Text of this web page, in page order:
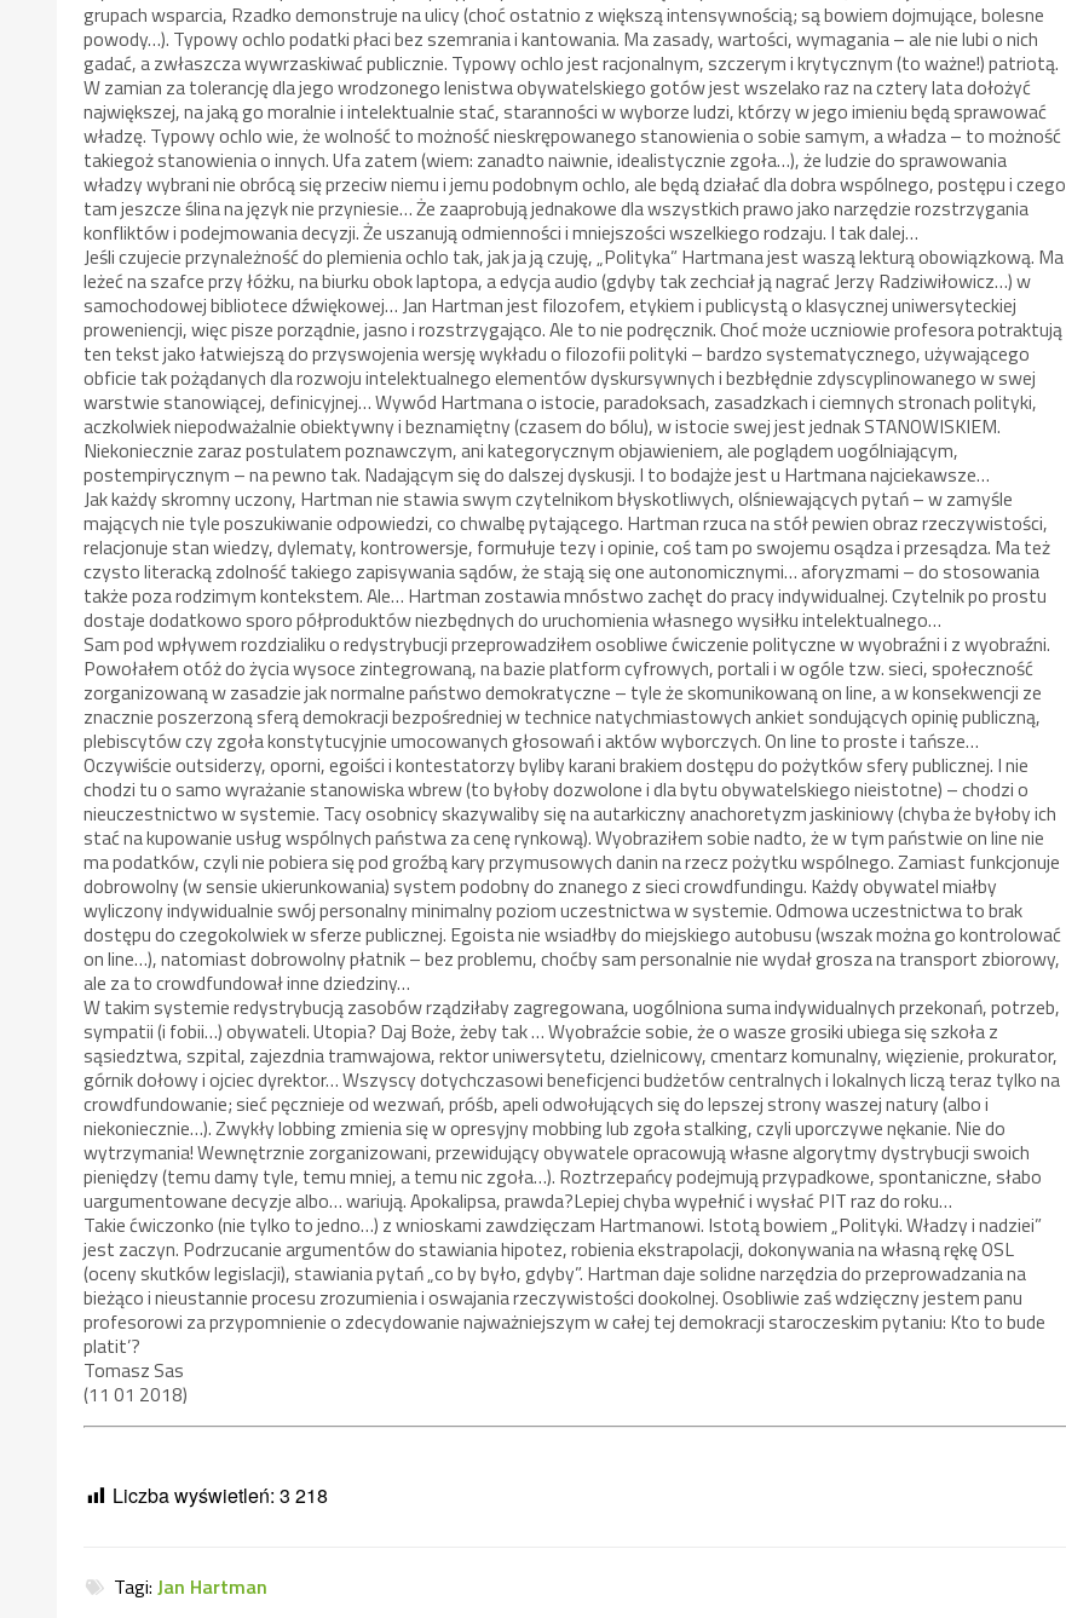
grupach wsparcia, Rzadko demonstruje na ulicy (choć ostatnio z większą intensywnością; są bowiem dojmujące, bolesne
powody…). Typowy ochlo podatki płaci bez szemrania i kantowania. Ma zasady, wartości, wymagania – ale nie lubi o nich
gadać, a zwłaszcza wywrzaskiwać publicznie. Typowy ochlo jest racjonalnym, szczerym i krytycznym (to ważne!) patriotą.
W zamian za tolerancję dla jego wrodzonego lenistwa obywatelskiego gotów jest wszelako raz na cztery lata dołożyć
największej, na jaką go moralnie i intelektualnie stać, staranności w wyborze ludzi, którzy w jego imieniu będą sprawować
władzę. Typowy ochlo wie, że wolność to możność nieskrępowanego stanowienia o sobie samym, a władza – to możność
takiegoż stanowienia o innych. Ufa zatem (wiem: zanadto naiwnie, idealistycznie zgoła…), że ludzie do sprawowania
władzy wybrani nie obrócą się przeciw niemu i jemu podobnym ochlo, ale będą działać dla dobra wspólnego, postępu i czego
tam jeszcze ślina na język nie przyniesie… Że zaaprobują jednakowe dla wszystkich prawo jako narzędzie rozstrzygania
konfliktów i podejmowania decyzji. Że uszanują odmienności i mniejszości wszelkiego rodzaju. I tak dalej…
Jeśli czujecie przynależność do plemienia ochlo tak, jak ja ją czuję, „Polityka” Hartmana jest waszą lekturą obowiązkową. Ma
leżeć na szafce przy łóżku, na biurku obok laptopa, a edycja audio (gdyby tak zechciał ją nagrać Jerzy Radziwiłowicz…) w
samochodowej bibliotece dźwiękowej… Jan Hartman jest filozofem, etykiem i publicystą o klasycznej uniwersyteckiej
proweniencji, więc pisze porządnie, jasno i rozstrzygająco. Ale to nie podręcznik. Choć może uczniowie profesora potraktują
ten tekst jako łatwiejszą do przyswojenia wersję wykładu o filozofii polityki – bardzo systematycznego, używającego
obficie tak pożądanych dla rozwoju intelektualnego elementów dyskursywnych i bezbłędnie zdyscyplinowanego w swej
warstwie stanowiącej, definicyjnej… Wywód Hartmana o istocie, paradoksach, zasadzkach i ciemnych stronach polityki,
aczkolwiek niepodważalnie obiektywny i beznamiętny (czasem do bólu), w istocie swej jest jednak STANOWISKIEM.
Niekoniecznie zaraz postulatem poznawczym, ani kategorycznym objawieniem, ale poglądem uogólniającym,
postempirycznym – na pewno tak. Nadającym się do dalszej dyskusji. I to bodajże jest u Hartmana najciekawsze…
Jak każdy skromny uczony, Hartman nie stawia swym czytelnikom błyskotliwych, olśniewających pytań – w zamyśle
mających nie tyle poszukiwanie odpowiedzi, co chwalbę pytającego. Hartman rzuca na stół pewien obraz rzeczywistości,
relacjonuje stan wiedzy, dylematy, kontrowersje, formułuje tezy i opinie, coś tam po swojemu osądza i przesądza. Ma też
czysto literacką zdolność takiego zapisywania sądów, że stają się one autonomicznymi… aforyzmami – do stosowania
także poza rodzimym kontekstem. Ale… Hartman zostawia mnóstwo zachęt do pracy indywidualnej. Czytelnik po prostu
dostaje dodatkowo sporo półproduktów niezbędnych do uruchomienia własnego wysiłku intelektualnego…
Sam pod wpływem rozdzialiku o redystrybucji przeprowadziłem osobliwe ćwiczenie polityczne w wyobraźni i z wyobraźni.
Powołałem otóż do życia wysoce zintegrowaną, na bazie platform cyfrowych, portali i w ogóle tzw. sieci, społeczność
zorganizowaną w zasadzie jak normalne państwo demokratyczne – tyle że skomunikowaną on line, a w konsekwencji ze
znacznie poszerzoną sferą demokracji bezpośredniej w technice natychmiastowych ankiet sondujących opinię publiczną,
plebiscytów czy zgoła konstytucyjnie umocowanych głosowań i aktów wyborczych. On line to proste i tańsze…
Oczywiście outsiderzy, oporni, egoiści i kontestatorzy byliby karani brakiem dostępu do pożytków sfery publicznej. I nie
chodzi tu o samo wyrażanie stanowiska wbrew (to byłoby dozwolone i dla bytu obywatelskiego nieistotne) – chodzi o
nieuczestnictwo w systemie. Tacy osobnicy skazywaliby się na autarkiczny anachoretyzm jaskiniowy (chyba że byłoby ich
stać na kupowanie usług wspólnych państwa za cenę rynkową). Wyobraziłem sobie nadto, że w tym państwie on line nie
ma podatków, czyli nie pobiera się pod groźbą kary przymusowych danin na rzecz pożytku wspólnego. Zamiast funkcjonuje
dobrowolny (w sensie ukierunkowania) system podobny do znanego z sieci crowdfundingu. Każdy obywatel miałby
wyliczony indywidualnie swój personalny minimalny poziom uczestnictwa w systemie. Odmowa uczestnictwa to brak
dostępu do czegokolwiek w sferze publicznej. Egoista nie wsiadłby do miejskiego autobusu (wszak można go kontrolować
on line…), natomiast dobrowolny płatnik – bez problemu, choćby sam personalnie nie wydał grosza na transport zbiorowy,
ale za to crowdfundował inne dziedziny…
W takim systemie redystrybucją zasobów rządziłaby zagregowana, uogólniona suma indywidualnych przekonań, potrzeb,
sympatii (i fobii…) obywateli. Utopia? Daj Boże, żeby tak … Wyobraźcie sobie, że o wasze grosiki ubiega się szkoła z
sąsiedztwa, szpital, zajezdnia tramwajowa, rektor uniwersytetu, dzielnicowy, cmentarz komunalny, więzienie, prokurator,
górnik dołowy i ojciec dyrektor… Wszyscy dotychczasowi beneficjenci budżetów centralnych i lokalnych liczą teraz tylko na
crowdfundowanie; sieć pęcznieje od wezwań, próśb, apeli odwołujących się do lepszej strony waszej natury (albo i
niekoniecznie…). Zwykły lobbing zmienia się w opresyjny mobbing lub zgoła stalking, czyli uporczywe nękanie. Nie do
wytrzymania! Wewnętrznie zorganizowani, przewidujący obywatele opracowują własne algorytmy dystrybucji swoich
pieniędzy (temu damy tyle, temu mniej, a temu nic zgoła…). Roztrzepańcy podejmują przypadkowe, spontaniczne, słabo
uargumentowane decyzje albo… wariują. Apokalipsa, prawda?Lepiej chyba wypełnić i wysłać PIT raz do roku…
Takie ćwiczonko (nie tylko to jedno…) z wnioskami zawdzięczam Hartmanowi. Istotą bowiem „Polityki. Władzy i nadziei”
jest zaczyn. Podrzucanie argumentów do stawiania hipotez, robienia ekstrapolacji, dokonywania na własną rękę OSL
(oceny skutków legislacji), stawiania pytań „co by było, gdyby”. Hartman daje solidne narzędzia do przeprowadzania na
bieżąco i nieustannie procesu zrozumienia i oswajania rzeczywistości dookolnej. Osobliwie zaś wdzięczny jestem panu
profesorowi za przypomnienie o zdecydowanie najważniejszym w całej tej demokracji staroczeskim pytaniu: Kto to bude
platit’?
Tomasz Sas
(11 01 2018)
Liczba wyświetleń: 3 218
Tagi:Jan Hartman